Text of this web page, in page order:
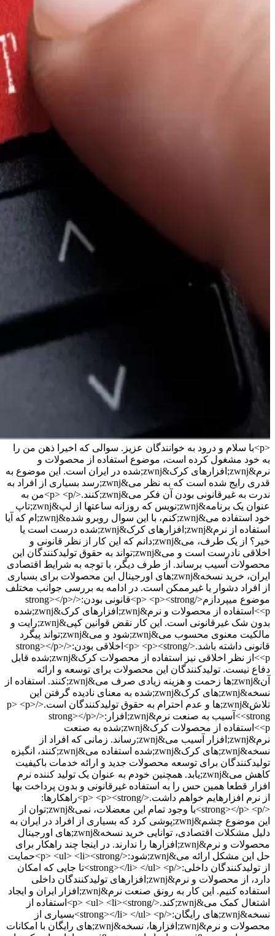
<p>با سلام و درود به خوانندگان عزیز. سوالی که اخیرا ذهن من را
به خود مشغول کرده است، موضوع استفاده از محصولات و
نرم&zwnj;افزارهای کرک&zwnj;شده در ایران است. این موضوع به
قدری رایج شده است که به نظر می&zwnj;رسد بسیاری از افراد به
ندرت به غیرقانونی بودن آن فکر می&zwnj;کنند.</p> <p>من به
عنوان یک برنامه&zwnj;نویس که روزانه ساعتها از لپ&zwnj;تاپ
خود استفاده می&zwnj;کنم، با این سوال روبرو شده&zwnj;ام که آیا
استفاده از نرم&zwnj;افزارهای کرک&zwnj;شده درست است یا
خیر؟ از یک طرف، می&zwnj;دانم که این کار از نظر قانونی و
اخلاقی نادرست است و می&zwnj;تواند به حقوق تولیدکنندگان این
محصولات آسیب برساند. از طرف دیگر، با توجه به شرایط اقتصادی
ایران، خرید نسخه&zwnj;های اورجینال این محصولات برای بسیاری
از افراد دشوار یا غیرممکن است. در ادامه به بررسی جوانب مختلف
موضوع میپردازم</p> <p><strong>قانونی بودن:</strong></p>
<p>استفاده از محصولات و نرم&zwnj;افزارهای کرک&zwnj;شده
بدون شک غیرقانونی است. این کار نقض قوانین کپی&zwnj;رایت و
مالکیت معنوی محسوب می&zwnj;شود و می&zwnj;تواند پیگرد
قانونی داشته باشد.</p> <p><strong>اخلاقی بودن:</strong></p>
<p>از نظر اخلاقی نیز استفاده از محصولات کرک&zwnj;شده قابل
دفاع نیست. تولیدکنندگان این محصولات برای توسعه و ارائه
آن&zwnj;ها زحمت و هزینه زیادی صرف می&zwnj;کنند. استفاده از
نسخه&zwnj;های کرک&zwnj;شده به معنای نادیده گرفتن این
تلاش&zwnj;ها و عدم احترام به حقوق تولیدکنندگان است.</p> <p>
<strong>آسیب به صنعت نرم&zwnj;افزار:</strong></p>
<p>استفاده از محصولات کرک&zwnj;شده به صنعت
نرم&zwnj;افزار آسیب می&zwnj;رساند. زمانی که افراد از
نسخه&zwnj;های کرک&zwnj;شده استفاده می&zwnj;کنند، انگیزه
تولیدکنندگان برای توسعه محصولات جدید و ارائه خدمات باکیفیت
کاهش می&zwnj;یابد. همچنین خودم به عنوان یک تولید کننده نرم
افزار قطعا همین حس را به استفاده غیرقانونی و بدون پرداخت بها
از نرم افزارهایم خواهم داشت.</p> <p><strong>راهکارها:
</strong></p> <p>با وجود تمام این معضلات، نمی&zwnj;توان از
این موضوع چشم&zwnj;پوشی کرد که بسیاری از افراد در ایران به
دلیل مشکلات اقتصادی، توانایی خرید نسخه&zwnj;های اورجینال
محصولات و نرم&zwnj;افزارها را ندارند. در اینجا چند راهکار برای
حل این مشکل ارائه می&zwnj;شود:</p> <ul> <li><strong>حمایت
از تولیدکنندگان داخلی:</strong></li> </ul> <p>تا جایی که امکان
دارد، از محصولات و نرم&zwnj;افزارهای تولیدکنندگان داخلی
استفاده کنیم. این کار به رونق صنعت نرم&zwnj;افزار ایران و ایجاد
اشتغال کمک می&zwnj;کند.</p> <ul> <li><strong>استفاده از
نسخه&zwnj;های رایگان:</strong></li> </ul> <p>بسیاری از
محصولات و نرم&zwnj;افزارها، نسخه&zwnj;های رایگان با امکانات